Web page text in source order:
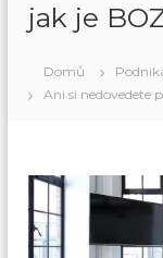
jak je
Domů
Ani si nedovedete